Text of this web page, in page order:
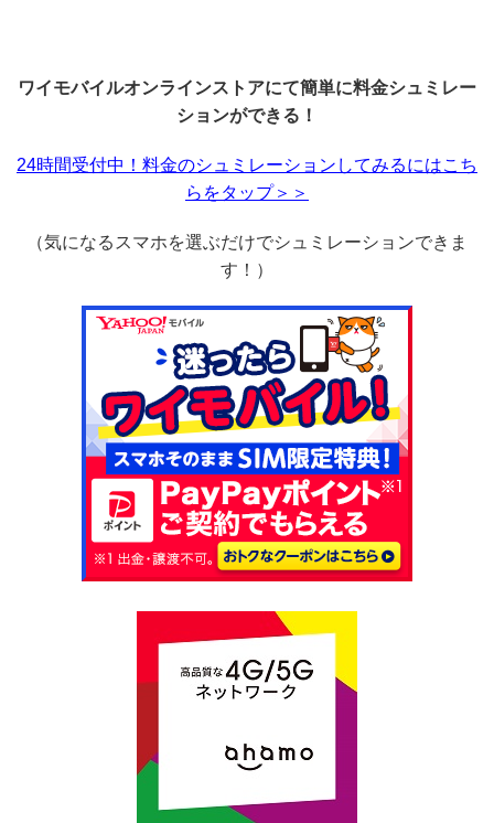
ワイモバイルオンラインストアにて簡単に料金シュミレー
ションができる！
24時間受付中！料金のシュミレーションしてみるにはこち
らをタップ＞＞
（気になるスマホを選ぶだけでシュミレーションできま
す！）